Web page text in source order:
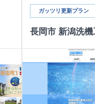
ガッツリ更新プラン
長岡市 新潟洗